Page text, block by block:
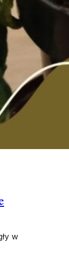
w